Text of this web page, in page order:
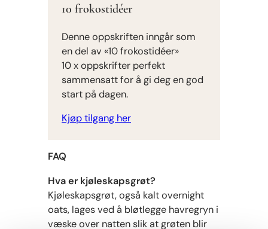
10 frokostidéer
Denne oppskriften inngår som
en del av «10 frokostidéer»
10 x oppskrifter perfekt
sammensatt for å gi deg en god
start på dagen.
Kjøp tilgang her
FAQ
Hva er kjøleskapsgrøt?
Kjøleskapsgrøt, også kalt overnight
oats, lages ved å bløtlegge havregryn i
væske over natten slik at grøten blir